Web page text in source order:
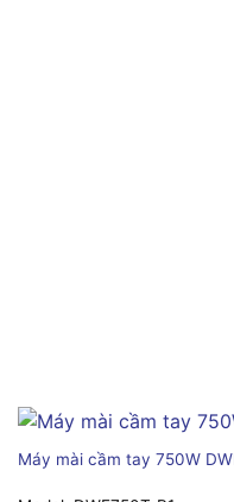
Máy mài cầm tay 750W